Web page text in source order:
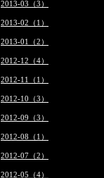
2013-03（3）
2013-02（1）
2013-01（2）
2012-12（4）
2012-11（1）
2012-10（3）
2012-09（3）
2012-08（1）
2012-07（2）
2012-05（4）